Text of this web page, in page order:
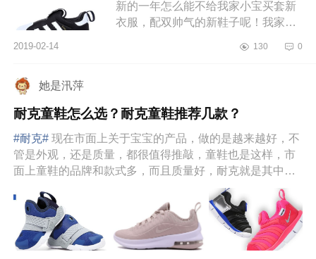
新的一年怎么能不给我家小宝买套新
衣服，配双帅气的新鞋子呢！我家宝
哥的，但是人家对鞋的要求可高了，
2019-02-14 130 0
她是汛萍
耐克童鞋怎么选？耐克童鞋推荐几款？
#耐克# 现在市面上关于宝宝的产品，做的是越来越好，不
管是外观，还是质量，都很值得推敲，童鞋也是这样，市
面上童鞋的品牌和款式多，而且质量好，耐克就是其中一